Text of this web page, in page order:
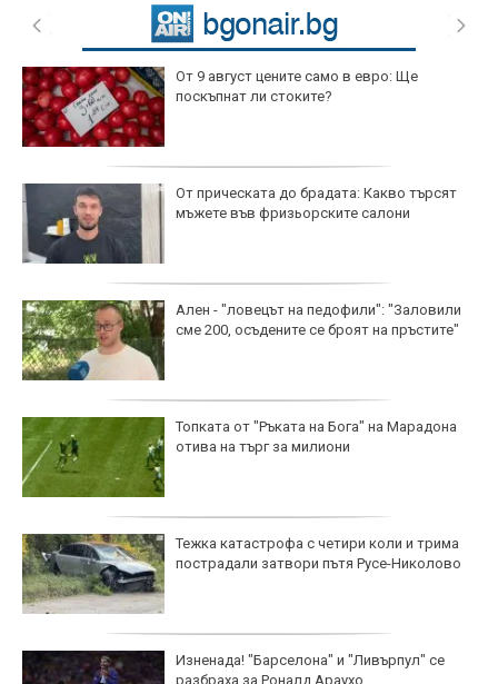
От 9 август цените само в евро: Ще
поскъпнат ли стоките?
От прическата до брадата: Какво търсят
мъжете във фризьорските салони
Ален - "ловецът на педофили": "Заловили
сме 200, осъдените се броят на пръстите"
Топката от "Ръката на Бога" на Марадона
отива на търг за милиони
Тежка катастрофа с четири коли и трима
пострадали затвори пътя Русе-Николово
Изненада! "Барселона" и "Ливърпул" се
разбраха за Роналд Араухо